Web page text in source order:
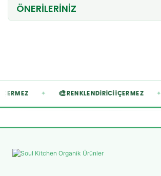
ÖNERİLERİNİZ
İÇERMEZ ✦ 🎨RENKLENDIRICI İÇERMEZ